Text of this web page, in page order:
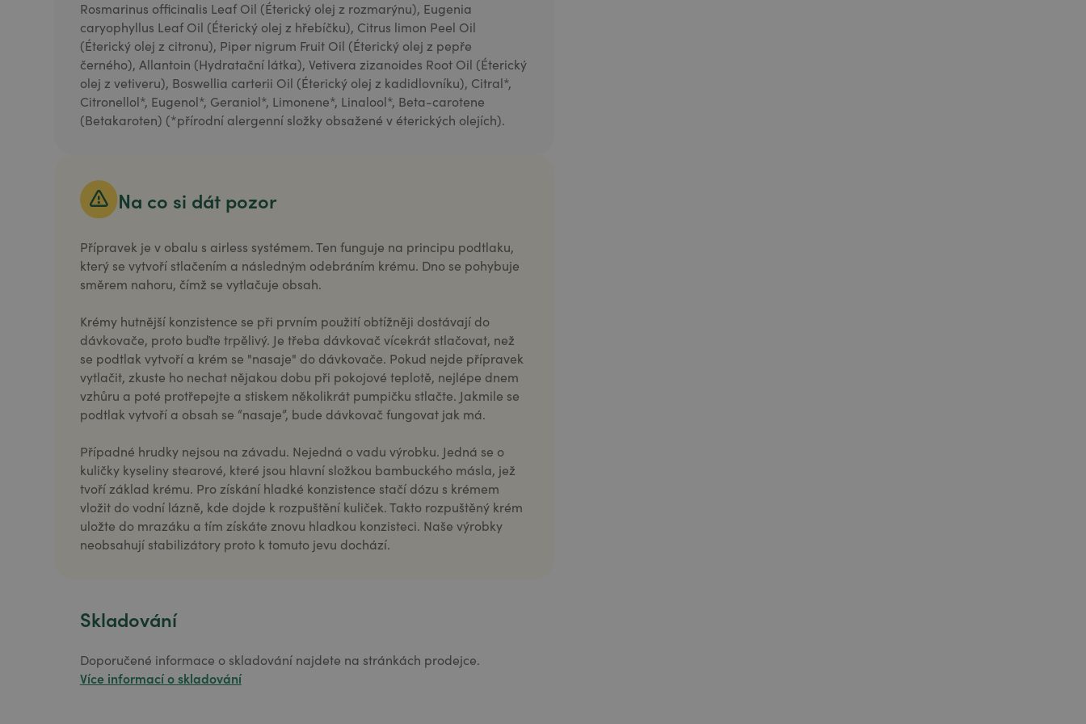
Rosmarinus officinalis Leaf Oil (Éterický olej z rozmarýnu), Eugenia
caryophyllus Leaf Oil (Éterický olej z hřebíčku), Citrus limon Peel Oil
(Éterický olej z citronu), Piper nigrum Fruit Oil (Éterický olej z pepře
černého), Allantoin (Hydratační látka), Vetivera zizanoides Root Oil (Éterický
olej z vetiveru), Boswellia carterii Oil (Éterický olej z kadidlovníku), Citral*,
Citronellol*, Eugenol*, Geraniol*, Limonene*, Linalool*, Beta-carotene
(Betakaroten) (*přírodní alergenní složky obsažené v éterických olejích).
Na co si dát pozor
Přípravek je v obalu s airless systémem. Ten funguje na principu podtlaku,
který se vytvoří stlačením a následným odebráním krému. Dno se pohybuje
směrem nahoru, čímž se vytlačuje obsah.
Krémy hutnější konzistence se při prvním použití obtížněji dostávají do
dávkovače, proto buďte trpělivý. Je třeba dávkovač vícekrát stlačovat, než
se podtlak vytvoří a krém se "nasaje" do dávkovače. Pokud nejde přípravek
vytlačit, zkuste ho nechat nějakou dobu při pokojové teplotě, nejlépe dnem
vzhůru a poté protřepejte a stiskem několikrát pumpičku stlačte. Jakmile se
podtlak vytvoří a obsah se “nasaje”, bude dávkovač fungovat jak má.
Případné hrudky nejsou na závadu. Nejedná o vadu výrobku. Jedná se o
kuličky kyseliny stearové, které jsou hlavní složkou bambuckého másla, jež
tvoří základ krému. Pro získání hladké konzistence stačí dózu s krémem
vložit do vodní lázně, kde dojde k rozpuštění kuliček. Takto rozpuštěný krém
uložte do mrazáku a tím získáte znovu hladkou konzisteci. Naše výrobky
neobsahují stabilizátory proto k tomuto jevu dochází.
Skladování
Doporučené informace o skladování najdete na stránkách prodejce.
Více informací o skladování